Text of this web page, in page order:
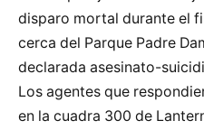
disparo mortal durante el
cerca del Parque Padre
declarada asesinato-
Los agentes que
en la cuadra 300 de